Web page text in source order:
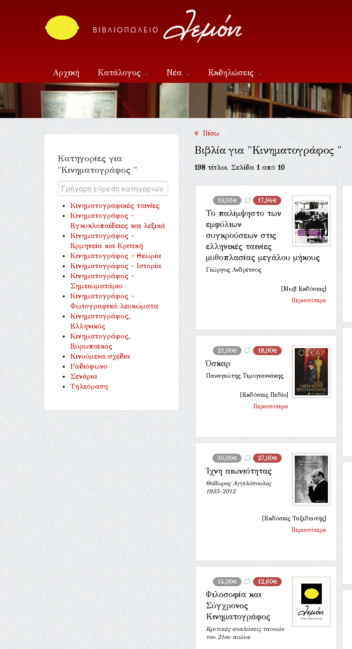
Αρχική Κατάλογος Νέα Εκδηλώσεις
Επικοινωνία
Κατηγορίες για
"Κινηματογράφος "
Κινηματογραφικές ταινίες
Κινηματογράφος -
Εγκυκλοπαίδειες και λεξικά
Κινηματογράφος -
Ερμηνεία και Κριτική
Κινηματογράφος - Θεωρία
Κινηματογράφος - Ιστορία
Κινηματογράφος -
Σημειωματάριο
Κινηματογράφος -
Φωτογραφικά λευκώματα
Κινηματογράφος,
Ελληνικός
Κινηματογράφος,
Ευρωπαϊκός
Κινούμενα σχέδια
Ραδιόφωνο
Σενάρια
Τηλεόραση
Πίσω
Βιβλία για "Κινηματογράφος "
198τίτλοι. Σελίδα1από10
19,93€ 17,94€
Το παλίμψηστο των
εμφύλιων
συγκρούσεων στις
ελληνικές ταινίες
μυθοπλασίας μεγάλου μήκους
Γιώργος Ανδρίτσος
[Μωβ Εκδόσεις]
Περισσότερα
21,00€ 18,90€
Όσκαρ
Παναγιώτης Τιμογιαννάκης
[Εκδόσεις Πεδίο]
Περισσότερα
30,00€ 27,00€
Ίχνη αιωνιότητας
Θόδωρος Αγγελόπουλος
1935-2012
[Εκδόσεις Ταξιδευτής]
Περισσότερα
14,00€ 12,60€
Φιλοσοφία και
Σύγχρονος
Κινηματογράφος
Κριτικές αναλύσεις ταινιών
του 21ου αιώνα